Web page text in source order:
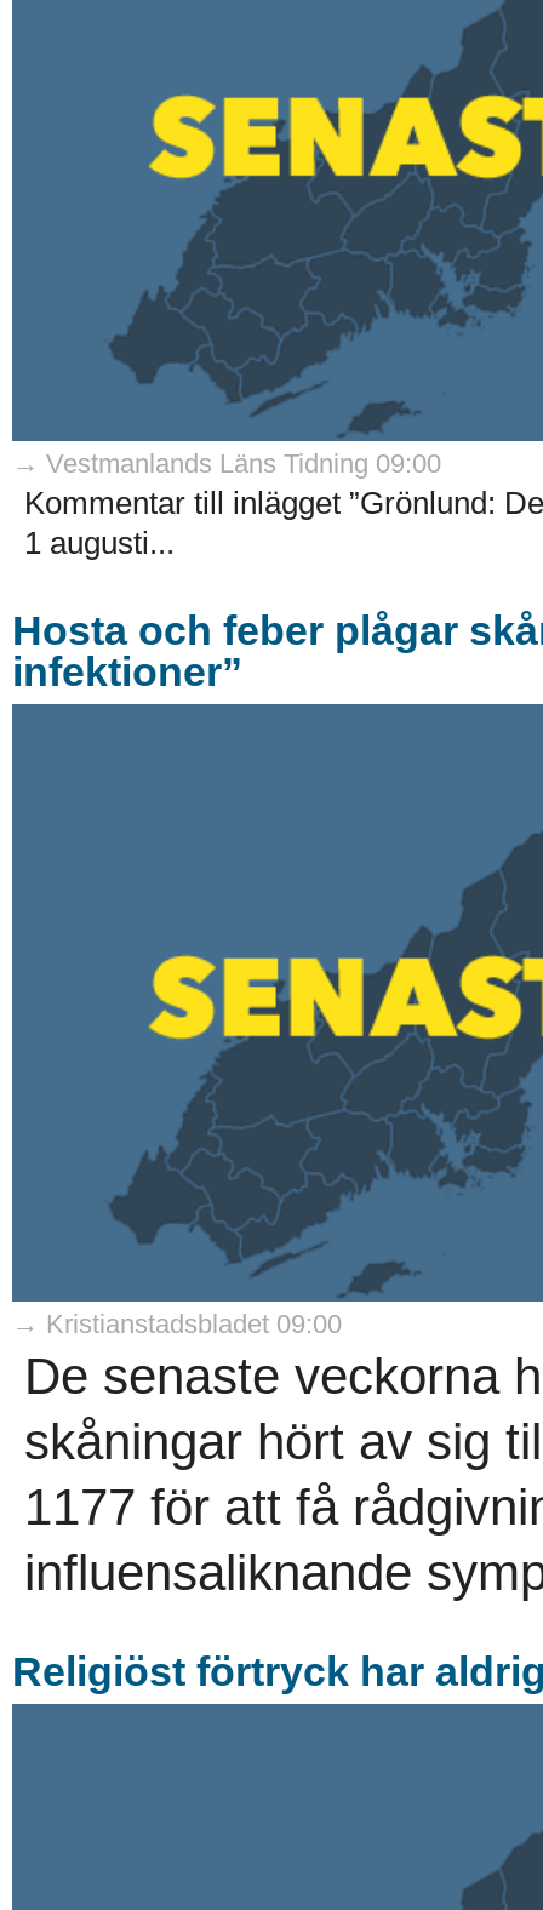
→ Vestmanlands Läns Tidning 09:00
Kommentar till inlägget ”Grönlund:
1 augusti...
Hosta och feber plågar
infektioner”
→ Kristianstadsbladet 09:00
De senaste veckorna
skåningar hört av sig
1177 för att få
influensaliknande
Religiöst förtryck har